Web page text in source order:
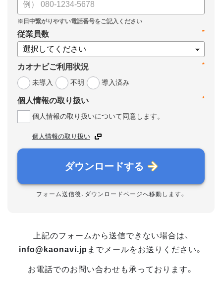
*
従業員数
*
カオナビご利用状況
未導入
不明 導入済み
*
個人情報の取り扱い
個人情報の取り扱いについて同意します。
個人情報の取り扱い
ダウンロードする
フォーム送信後、ダウンロードページへ移動します。
上記のフォームから送信できない場合は、
info@kaonavi.jp までメールをお送りください。
お電話でのお問い合わせも承っております。